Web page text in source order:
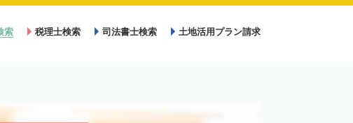
索 税理士検索 司法書士検索 土地活用プラン請求